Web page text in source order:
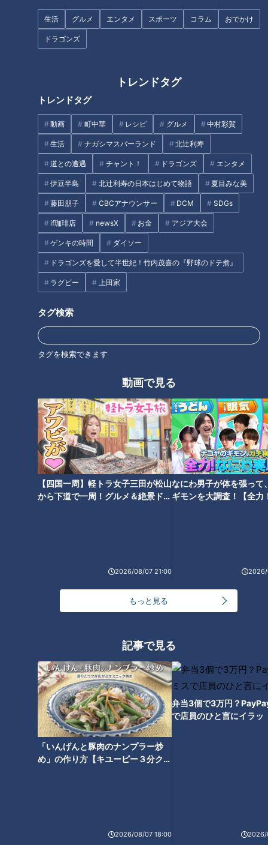
生活 グルメ エンタメ スポーツ コラム おでかけ
ドラゴンズ
トレンドタグ
トレンドタグ
動画 町中華 レシピ グルメ 中村彩賀
生活 ナガシマスパーランド 北辻利寿
道との遭遇 チャント！ ドラゴンズ エンタメ
伊豆半島 北辻利寿の日本はじめて物語 夏目みな美
藤田朋子 CBCアナウンサー DCM SDGs
if珈琲店 newsX お金 アジア大会
ゲンキの時間 ダイソー
ドラゴンズを愛して半世紀！竹内茂喜の『野球のドテ煮』
ラグビー 上田家
タグ検索
タグを検索できます
動画で見る
【四国一周】軽トラ女子三田が松山
から下道で一周！グルメ＆絶景ドラ
2026/08/07 21:00
なにわ男子が体を張って
ギモンを大調査！【全力
2026/
もっと見る
記事で見る
「いんげんと豚肉のナンプラー炒
め」の作り方【キユーピー３分クッ
2026/08/07 18:00
弁当3個で3万円？
で店員のひと言にイラッ
2026/
『ドラ１なのに何してんだ』という声の中やり抜
「サンデードラゴンズ」より草加勝投手(C)CBCテレビ
6月29日のファーム、阪神タイガース戦、4回を無失点に抑え
た。一見「ファームの先発として『普通に』楽しみだ。」と思
り越えている。
草加投手「早く一軍で投げたいという気持ちもありますし、自
分の今の力がどれだけ通用するのかを試したい気持ちもあるが
まずは目の前の1試合1試合をしっかり丁寧に投げていきたいな
草加投手は2023年に、横浜DeNAベイスターズ度会隆輝選手
外れ1位でドラゴンズの指名を受けた。サンドラの取材では運
命の青い糸を男性リポーターと突然結ばされるという企画にも
茶化す事も動じる事もなく快く受け入れ、真摯で真面目な人柄
が垣間見えた。
夢と希望を持って入ったプロの世界だったが、試練はキャンプ
くされた。そしてなんと1年目で靭帯を再建するべくトミージ
草加投手「肘が悪い中でも、今まで投げてきていたのでこのま
まやった方が良いんじゃないかという気持ちもありましたけど
立浪さんにお話しさせていただいたときに『この先長く野球を
続けるんだったら手術をやった方が良い。自分にとって絶対有
利だから』と声をかけていただいたんで、手術をすることにし
ました。」
数多くの選手が受けているトミージョン手術だが、復帰まで1
草加投手「『ドラ１なのに何してんだ』という声もありました